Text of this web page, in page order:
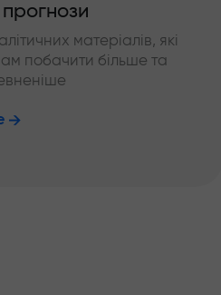
матеріалів, які
побачити більше та